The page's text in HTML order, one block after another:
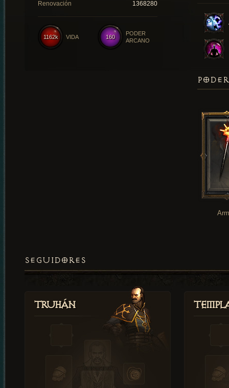
Renovación
1368280
160
PODER
ARCANO
1162k VIDA
SEGUIDORES
Truhán